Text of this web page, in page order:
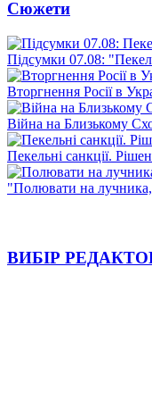
Сюжети
Підсумки 07.08:
Вторгнення Росії в
Війна на Близькому
Пекельні санкції.
"Полювати на лучника,
ВИБІР